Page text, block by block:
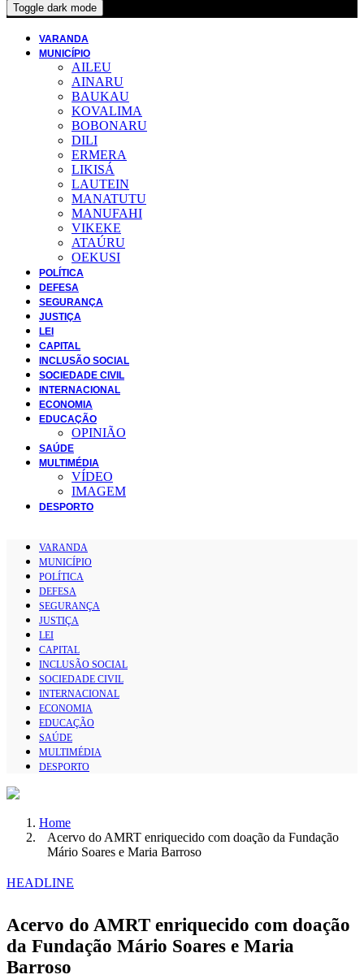
Toggle dark mode
VARANDA
MUNICÍPIO
AILEU
AINARU
BAUKAU
KOVALIMA
BOBONARU
DILI
ERMERA
LIKISÁ
LAUTEIN
MANATUTU
MANUFAHI
VIKEKE
ATAÚRU
OEKUSI
POLÍTICA
DEFESA
SEGURANÇA
JUSTIÇA
LEI
CAPITAL
INCLUSÃO SOCIAL
SOCIEDADE CIVIL
INTERNACIONAL
ECONOMIA
EDUCAÇÃO
OPINIÃO
SAÚDE
MULTIMÉDIA
VÍDEO
IMAGEM
DESPORTO
VARANDA
MUNICÍPIO
POLÍTICA
DEFESA
SEGURANÇA
JUSTIÇA
LEI
CAPITAL
INCLUSÃO SOCIAL
SOCIEDADE CIVIL
INTERNACIONAL
ECONOMIA
EDUCAÇÃO
SAÚDE
MULTIMÉDIA
DESPORTO
Home
Acervo do AMRT enriquecido com doação da Fundação
Mário Soares e Maria Barroso
HEADLINE
Acervo do AMRT enriquecido com doação
da Fundação Mário Soares e Maria
Barroso